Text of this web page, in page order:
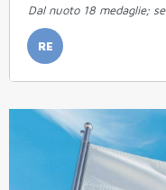
Dal nuoto 18 medaglie;
RE